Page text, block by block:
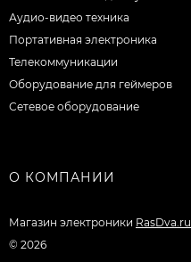
Аудио-видео техника
Портативная электроника
Телекоммуникации
Оборудование для геймеров
Сетевое оборудование
О КОМПАНИИ
Магазин электроники RasDva.ru
© 2026